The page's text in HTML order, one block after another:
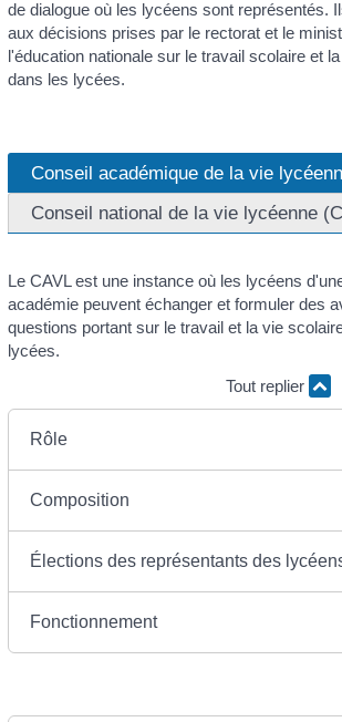
de dialogue où les lycéens sont représentés.
aux décisions prises par le rectorat et le
l'éducation nationale sur le travail scolaire et
dans les lycées.
Conseil académique de la vie
Conseil national de la vie lycéenne
Le CAVL est une instance où les lycéens
académie peuvent échanger et formuler des
questions portant sur le travail et la vie
lycées.
Tout replier
Rôle
Composition
Élections des représentants des
Fonctionnement